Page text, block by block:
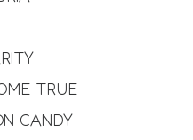
TRUE
CANDY